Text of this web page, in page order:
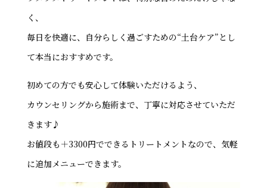
く、
毎日を快適に、自分らしく過ごすための“土台ケア”とし
て本当におすすめです。
初めての方でも安心して体験いただけるよう、
カウンセリングから施術まで、丁寧に対応させていただ
きます♪
お値段も＋3300円でできるトリートメントなので、気軽
に追加メニューできます。